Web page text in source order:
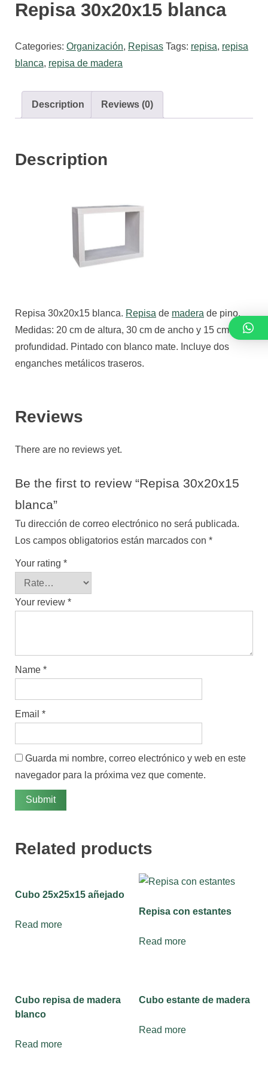
n
o
Repisa 30x20x15 blanca
Categories: Organización, Repisas Tags: repisa, repisa
blanca, repisa de madera
Description Reviews (0)
Description
Repisa 30x20x15 blanca. Repisa de madera de pino.
Medidas: 20 cm de altura, 30 cm de ancho y 15 cm de
profundidad. Pintado con blanco mate. Incluye dos
enganches metálicos traseros.
Reviews
There are no reviews yet.
Be the first to review “Repisa 30x20x15
blanca”
Tu dirección de correo electrónico no será publicada.
Los campos obligatorios están marcados con *
Your rating *
Your review *
Name *
Email *
Guarda mi nombre, correo electrónico y web en este
navegador para la próxima vez que comente.
Related products
Cubo 25x25x15 añejado
Read more
Repisa con estantes
Read more
Cubo repisa de madera
blanco
Read more
Cubo estante de madera
Read more